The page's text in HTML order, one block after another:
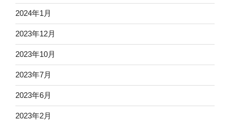
2024年1月
2023年12月
2023年10月
2023年7月
2023年6月
2023年2月